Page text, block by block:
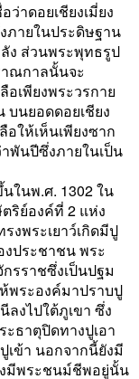
าดอยเชียงเมี่ยง
ภายในประดิษฐาน
ง ส่วนพระพุทธรูป
ณกาลนั้นจะ
เพียงพระวรกาย
บนยอดดอยเชียง
อให้เห็นเพียงซาก
พันปีซึ่งภายในเป็น
ในพ.ศ. 1302 ใน
ริย์องค์ที่ 2 แห่ง
งพระเยาว์เกิดมีปู
ประชาชน พระ
รราชซึ่งเป็นปฐม
พระองค์มาปราบปู
งไปใต้ภูเขา ซึ่ง
ธาตุปิดทางปูเอา
เข้า นอกจากนี้ยังมี
มีพระชนม์ชีพอยู่นั้น